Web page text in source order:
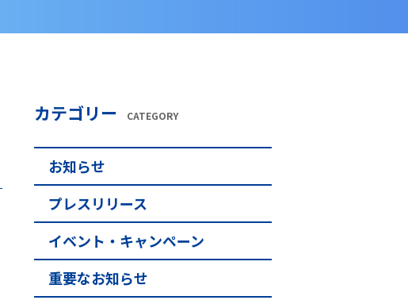
カテゴリー CATEGORY
お知らせ
プレスリリース
イベント・キャンペーン
重要なお知らせ